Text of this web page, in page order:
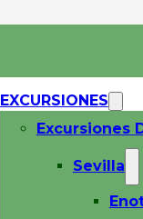
EXCURSIONES
Excursiones
Sevilla